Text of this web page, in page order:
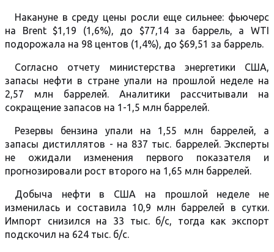
Накануне в среду цены росли еще сильнее: фьючерс
на Brent $1,19 (1,6%), до $77,14 за баррель, а WTI
подорожала на 98 центов (1,4%), до $69,51 за баррель.
Согласно отчету министерства энергетики США,
запасы нефти в стране упали на прошлой неделе на
2,57 млн баррелей. Аналитики рассчитывали на
сокращение запасов на 1-1,5 млн баррелей.
Резервы бензина упали на 1,55 млн баррелей, а
запасы дистиллятов - на 837 тыс. баррелей. Эксперты
не ожидали изменения первого показателя и
прогнозировали рост второго на 1,65 млн баррелей.
Добыча нефти в США на прошлой неделе не
изменилась и составила 10,9 млн баррелей в сутки.
Импорт снизился на 33 тыс. б/с, тогда как экспорт
подскочил на 624 тыс. б/с.